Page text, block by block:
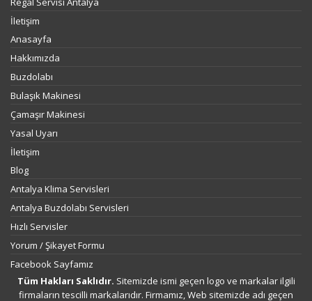
İletişim
Anasayfa
Hakkımızda
Buzdolabı
Bulaşık Makinesi
Çamaşır Makinesi
Yasal Uyarı
İletişim
Blog
Antalya Klima Servisleri
Antalya Buzdolabı Servisleri
Hızlı Servisler
Yorum / Şikayet Formu
Facebook Sayfamız
Tüm Hakları Saklıdır. Sitemizde ismi geçen logo ve markalar ilgili
firmaların tescilli markalarıdır. Firmamız, Web sitemizde adı geçen